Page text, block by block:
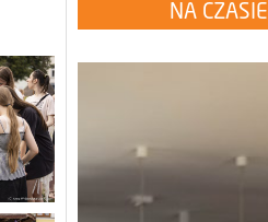
NA CZASIE